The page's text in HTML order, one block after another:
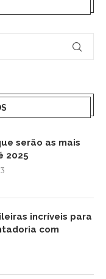
serão as mais
2025
incríveis para
com